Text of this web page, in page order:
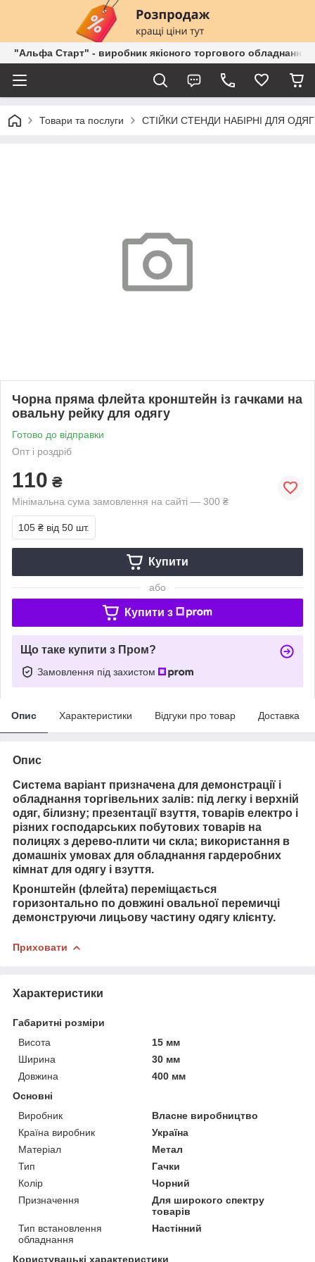
"Альфа Старт" - виробник якісного торгового обладнання
Товари та послуги СТІЙКИ СТЕНДИ НАБІРНІ ДЛЯ
Чорна пряма флейта кронштейн із гачками на
овальну рейку для одягу
Готово до відправки
Опт і роздріб
110 ₴
Мінімальна сума замовлення на сайті — 300 ₴
105 ₴ від 50 шт.
Купити
або
Купити з
Що таке купити з Пром?
Замовлення під захистом
Опис Характеристики Відгуки про товар Доставка
Опис
Система варіант призначена для демонстрації і
обладнання торгівельних залів: під легку і верхній
одяг, білизну; презентації взуття, товарів електро і
різних господарських побутових товарів на
полицях з дерево-плити чи скла; використання в
домашніх умовах для обладнання гардеробних
кімнат для одягу і взуття.
Кронштейн (флейта) переміщається
горизонтально по довжині овальної перемичці
демонструючи лицьову частину одягу клієнту.
Приховати
Характеристики
Габаритні розміри
Висота
15 мм
Ширина
30 мм
Довжина
400 мм
Основні
Виробник
Власне виробництво
Країна виробник
Україна
Матеріал
Метал
Тип
Гачки
Колір
Чорний
Призначення
Для широкого спектру
товарів
Тип встановлення
обладнання
Настінний
Користувацькi характеристики